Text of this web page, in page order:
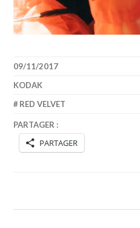
09/11/2017
KODAK
RED VELVET
PARTAGER :
PARTAGER